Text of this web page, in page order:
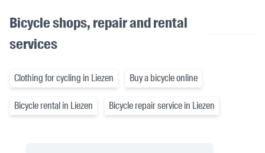
Bicycle shops, repair and rental
services
Clothing for cycling in Liezen Buy a bicycle online
Bicycle rental in Liezen Bicycle repair service in Liezen